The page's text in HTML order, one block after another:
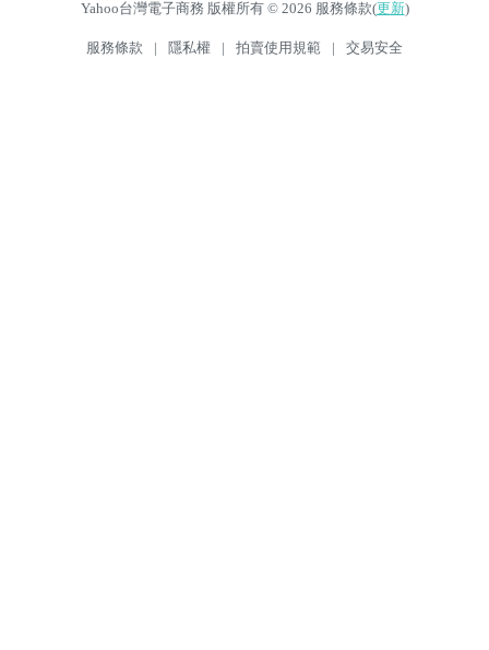
Yahoo台灣電子商務 版權所有 © 2026 服務條款(更新)
服務條款 | 隱私權 | 拍賣使用規範 | 交易安全